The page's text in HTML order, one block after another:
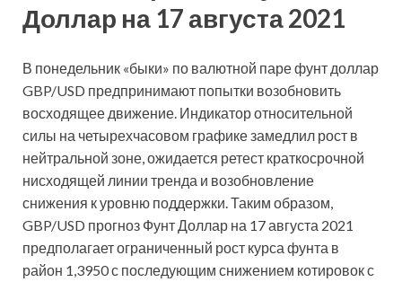
Доллар на 17 августа 2021
В понедельник «быки» по валютной паре фунт доллар
GBP/USD предпринимают попытки возобновить
восходящее движение. Индикатор относительной
силы на четырехчасовом графике замедлил рост в
нейтральной зоне, ожидается ретест краткосрочной
нисходящей линии тренда и возобновление
снижения к уровню поддержки. Таким образом,
GBP/USD прогноз Фунт Доллар на 17 августа 2021
предполагает ограниченный рост курса фунта в
район 1,3950 с последующим снижением котировок с